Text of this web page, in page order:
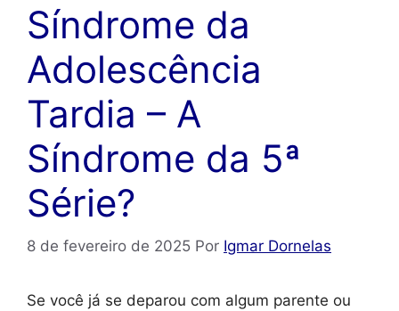
Síndrome da
Adolescência
Tardia – A
Síndrome da 5ª
Série?
8 de fevereiro de 2025 Por Igmar Dornelas
Se você já se deparou com algum parente ou